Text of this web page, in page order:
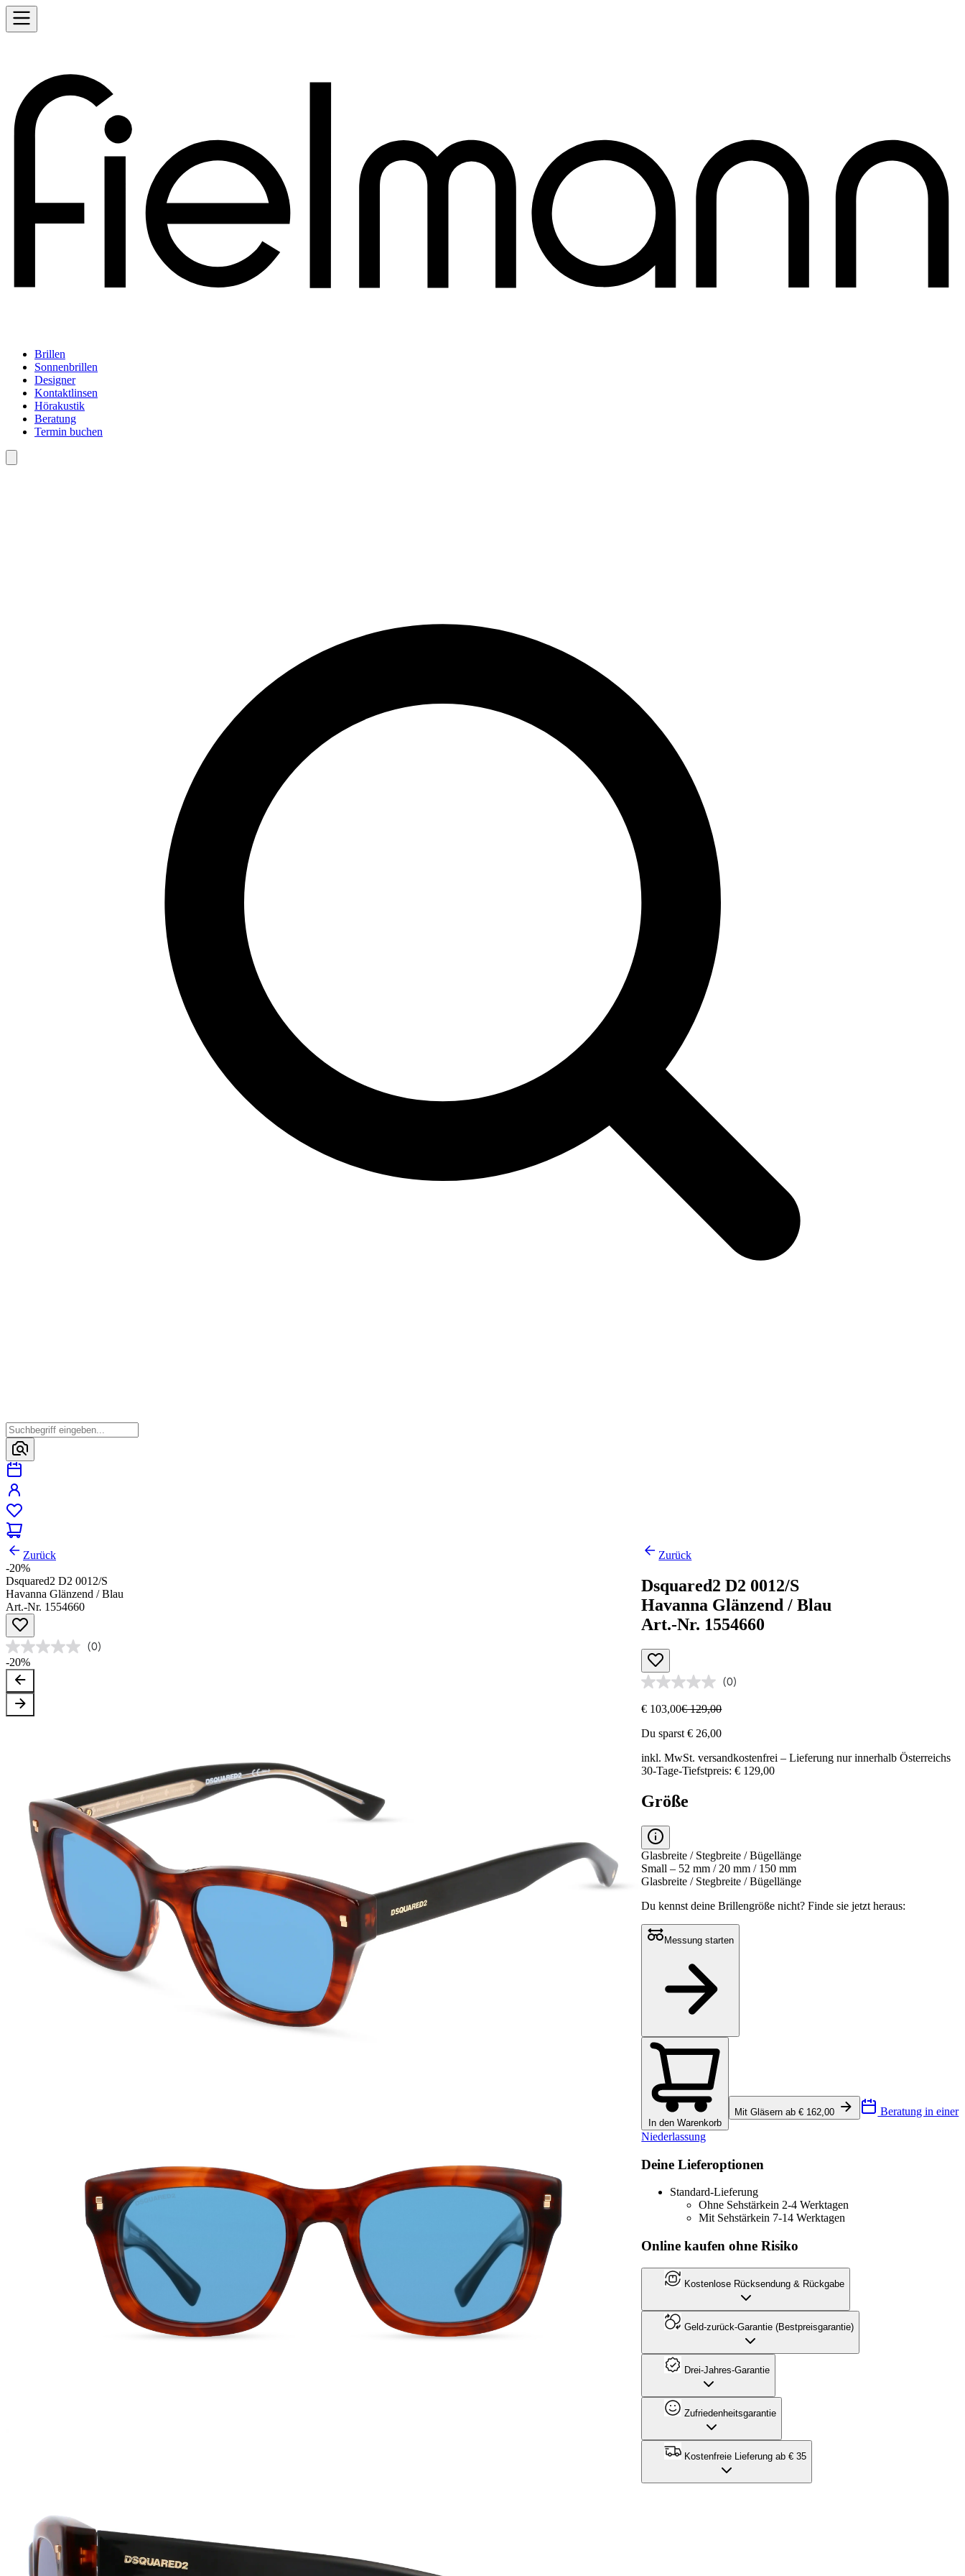
Brillen
Sonnenbrillen
Designer
Kontaktlinsen
Hörakustik
Beratung
Termin buchen
Zurück
-20%
Dsquared2 D2 0012/S
Havanna Glänzend / Blau
Art.-Nr. 1554660
(0)
-20%
Zurück
Dsquared2 D2 0012/S
Havanna Glänzend / Blau
Art.-Nr. 1554660
(0)
€ 103,00€ 129,00
Du sparst € 26,00
inkl. MwSt.versandkostenfrei – Lieferung nur innerhalb Österreichs
30-Tage-Tiefstpreis: € 129,00
Größe
Glasbreite / Stegbreite / Bügellänge
Small – 52 mm / 20 mm / 150 mm
Glasbreite / Stegbreite / Bügellänge
Du kennst deine Brillengröße nicht?Finde sie jetzt heraus:
Messung starten
In den Warenkorb
Mit Gläsern ab € 162,00 Beratung in einer
Niederlassung
Deine Lieferoptionen
Standard-Lieferung
Ohne Sehstärkein 2-4 Werktagen
Mit Sehstärkein 7-14 Werktagen
Online kaufen ohne Risiko
Kostenlose Rücksendung & Rückgabe
Geld-zurück-Garantie (Bestpreisgarantie)
Drei-Jahres-Garantie
Zufriedenheitsgarantie
Kostenfreie Lieferung ab € 35